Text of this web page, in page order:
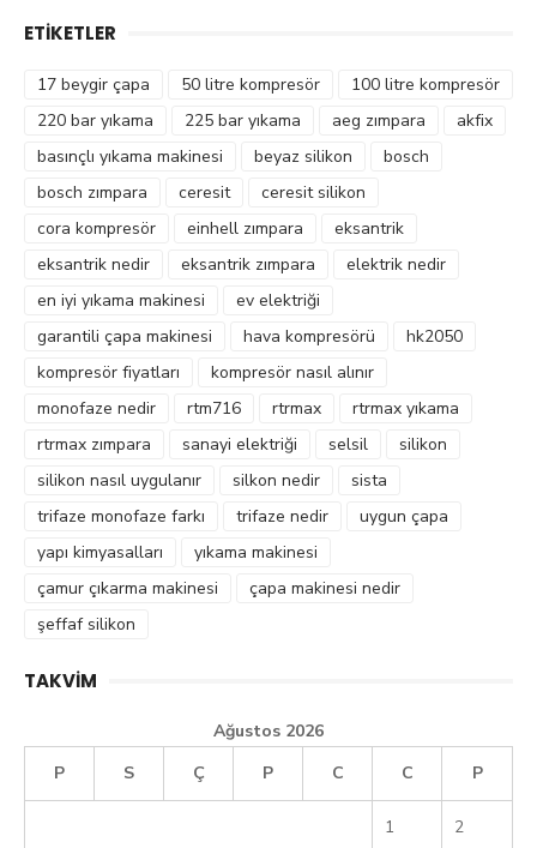
ETIKETLER
17 beygir çapa 50 litre kompresör
100 litre kompresör
220 bar yıkama
225 bar yıkama aeg zımpara
akfix
basınçlı yıkama makinesi
beyaz silikon
bosch
bosch zımpara
ceresit
ceresit silikon
cora kompresör
einhell zımpara
eksantrik
eksantrik nedir
eksantrik zımpara
elektrik nedir
en iyi yıkama makinesi
ev elektriği
garantili çapa makinesi
hava kompresörü
hk2050
kompresör fiyatları
kompresör nasıl alınır
monofaze nedir
rtm716 rtrmax
rtrmax yıkama
rtrmax zımpara
sanayi elektriği selsil
silikon
silikon nasıl uygulanır
silkon nedir
sista
trifaze monofaze farkı
trifaze nedir
uygun çapa
yapı kimyasalları
yıkama makinesi
çamur çıkarma makinesi
çapa makinesi nedir
şeffaf silikon
TAKVIM
Ağustos 2026
P
S Ç P C C P
1 2